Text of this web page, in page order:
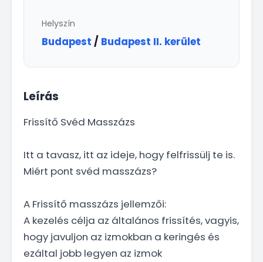
Helyszín
Budapest / Budapest II. kerület
Leírás
Frissítő Svéd Masszázs
Itt a tavasz, itt az ideje, hogy felfrissülj te is.
Miért pont svéd masszázs?
A Frissítő masszázs jellemzői:
A kezelés célja az általános frissítés, vagyis,
hogy javuljon az izmokban a keringés és
ezáltal jobb legyen az izmok